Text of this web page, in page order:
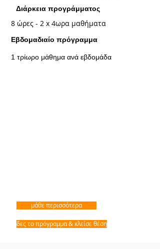
Διάρκεια προγράμματος
8 ώρες - 2 x 4ωρα μαθήματα
Εβδομαδιαίο πρόγραμμα
1 τρίωρο μάθημα ανά εβδομάδα
μάθε περισσότερα
δες το πρόγραμμα & κλείσε θέση